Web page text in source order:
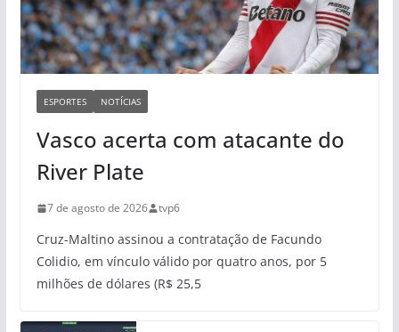
ESPORTES NOTÍCIAS
Vasco acerta com atacante do
River Plate
7 de agosto de 2026 tvp6
Cruz-Maltino assinou a contratação de Facundo
Colidio, em vínculo válido por quatro anos, por 5
milhões de dólares (R$ 25,5